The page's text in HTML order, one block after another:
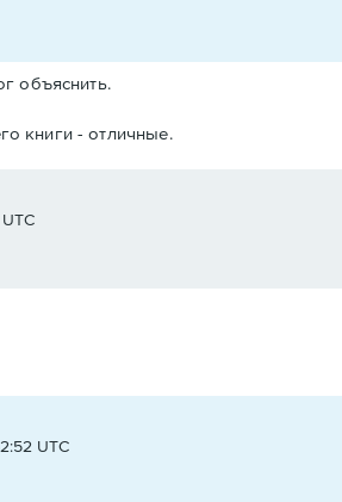
объяснить.
книги - отличные.
UTC